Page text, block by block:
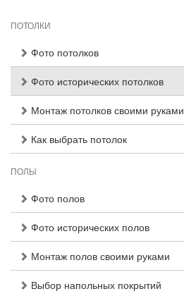
ПОТОЛКИ
Фото потолков
Фото исторических потолков
Монтаж потолков своими руками
Как выбрать потолок
ПОЛЫ
Фото полов
Фото исторических полов
Монтаж полов своими руками
Выбор напольных покрытий